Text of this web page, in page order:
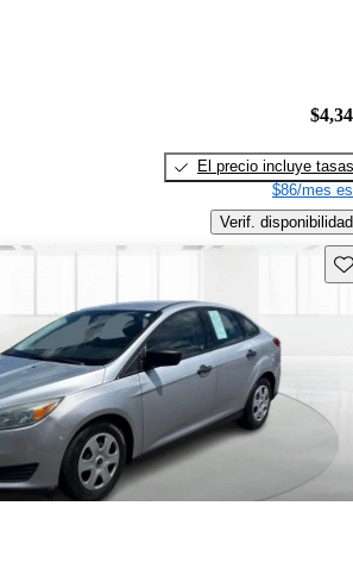
El precio incluye tasas
$86/mes
Verif. disponibilidad